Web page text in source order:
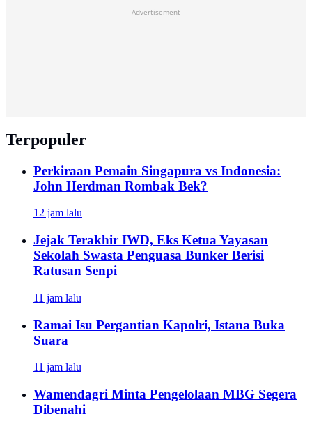
Advertisement
Terpopuler
Perkiraan Pemain Singapura vs Indonesia:
John Herdman Rombak Bek?
12 jam lalu
Jejak Terakhir IWD, Eks Ketua Yayasan
Sekolah Swasta Penguasa Bunker Berisi
Ratusan Senpi
11 jam lalu
Ramai Isu Pergantian Kapolri, Istana Buka
Suara
11 jam lalu
Wamendagri Minta Pengelolaan MBG Segera
Dibenahi